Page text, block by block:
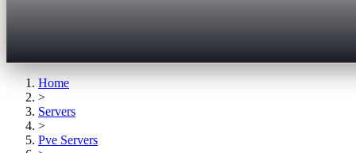
Home
>
Servers
>
Pve Servers